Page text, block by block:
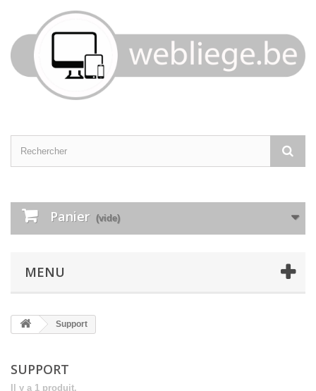
Panier (vide)
MENU
Support
SUPPORT
Il y a 1 produit.